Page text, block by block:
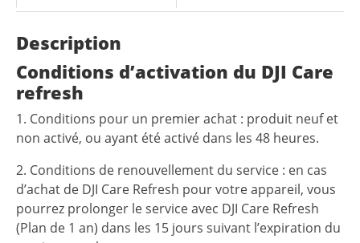
Description
Conditions d’activation du DJI Care
refresh
1. Conditions pour un premier achat : produit neuf et
non activé, ou ayant été activé dans les 48 heures.
2. Conditions de renouvellement du service : en cas
d’achat de DJI Care Refresh pour votre appareil, vous
pourrez prolonger le service avec DJI Care Refresh
(Plan de 1 an) dans les 15 jours suivant l’expiration du